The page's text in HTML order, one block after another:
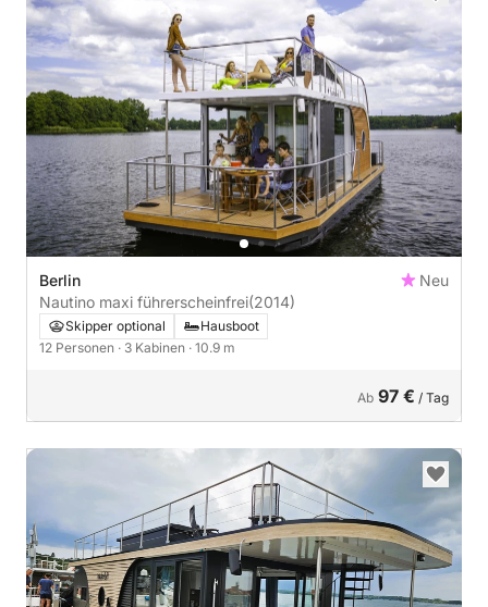
Berlin
Neu
Nautino maxi führerscheinfrei(2014)
Skipper optional
Hausboot
12 Personen · 3 Kabinen · 10.9 m
Ab 97 € / Tag